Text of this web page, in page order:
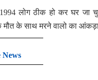
लोग ठीक हो कर घर जा
के साथ मरने वालो का आंकड़ा
News